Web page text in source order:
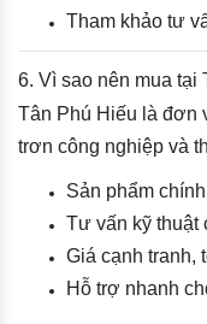
Tham khảo tư
6. Vì sao nên mua tại
Tân Phú Hiếu là đơn
trơn công nghiệp và
Sản phẩm
Tư vấn kỹ thuật
Giá cạnh tranh,
Hỗ trợ nhanh